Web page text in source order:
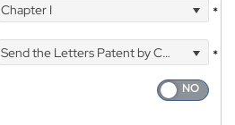
Chapter I *
Send the Letters Patent by Courier
*